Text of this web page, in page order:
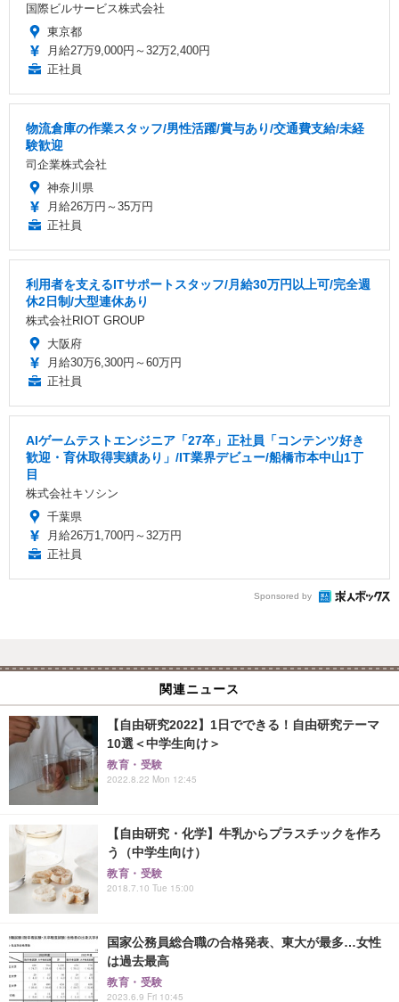
国際ビルサービス株式会社
東京都
月給27万9,000円～32万2,400円
正社員
物流倉庫の作業スタッフ/男性活躍/賞与あり/交通費支給/未経
験歓迎
司企業株式会社
神奈川県
月給26万円～35万円
正社員
利用者を支えるITサポートスタッフ/月給30万円以上可/完全週
休2日制/大型連休あり
株式会社RIOT GROUP
大阪府
月給30万6,300円～60万円
正社員
AIゲームテストエンジニア「27卒」正社員「コンテンツ好き
歓迎・育休取得実績あり」/IT業界デビュー/船橋市本中山1丁
目
株式会社キソシン
千葉県
月給26万1,700円～32万円
正社員
Sponsored by
関連ニュース
【自由研究2022】1日でできる！自由研究テーマ
10選＜中学生向け＞
教育・受験
2022.8.22 Mon 12:45
【自由研究・化学】牛乳からプラスチックを作ろ
う（中学生向け）
教育・受験
2018.7.10 Tue 15:00
国家公務員総合職の合格発表、東大が最多…女性
は過去最高
教育・受験
2023.6.9 Fri 10:45